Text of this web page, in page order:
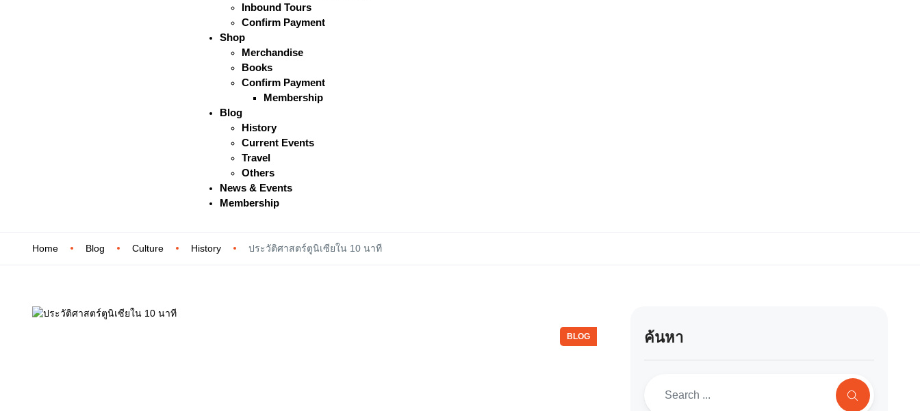
Inbound Tours
Confirm Payment
Shop
Merchandise
Books
Confirm Payment
Membership
Blog
History
Current Events
Travel
Others
News & Events
Membership
Home Blog Culture History ประวัติศาสตร์ตูนิเซียใน 10 นาที
BLOG ค้นหา